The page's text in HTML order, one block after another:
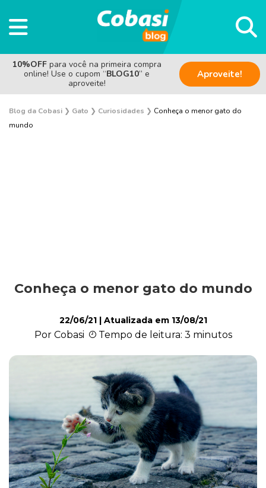
10%OFF para você na primeira compra
online! Use o cupom “BLOG10” e
aproveite!
Aproveite!
Blog da Cobasi ❯ Gato ❯ Curiosidades ❯ Conheça o menor gato do
mundo
Comportamento
Curiosidades
Filhote
Higiene
Saúde
Conheça o menor gato do mundo
22/06/21| Atualizada em 13/08/21
Por Cobasi Tempo de leitura: 3 minutos